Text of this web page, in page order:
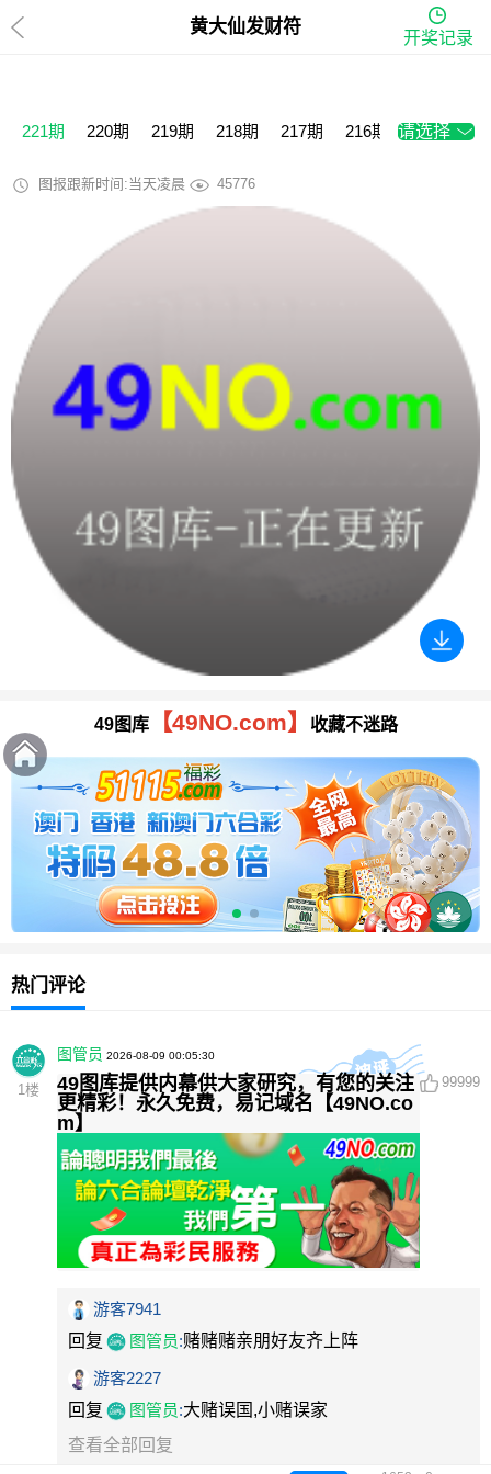
黄大仙发财符
开奖记录
221期 220期 219期 218期 217期 216期 215期
请选择
图报跟新时间:当天凌晨 45776
49图库【49NO.com】 收藏不迷路
热门评论
1 楼
图管员 2026-08-09 00:05:30
49图库提供内幕供大家研究，有您的关注
更精彩！永久免费，易记域名【49NO.co
m】
99999
游客7941
回复
图管员:赌赌赌亲朋好友齐上阵
游客2227
回复
图管员:大赌误国,小赌误家
查看全部回复